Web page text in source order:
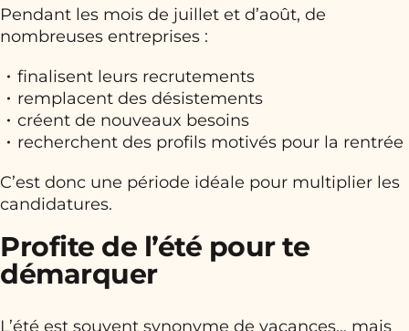
Pendant les mois de juillet et d’août, de
nombreuses entreprises :
finalisent leurs recrutements
remplacent des désistements
créent de nouveaux besoins
recherchent des profils motivés pour la rentrée
C’est donc une période idéale pour multiplier les
candidatures.
Profite de l’été pour te
démarquer
L’été est souvent synonyme de vacances… mais